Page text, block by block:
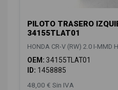
PILOTO TRASERO
34155TLAT01
HONDA CR-V (RW) 2.0 I-MMD
OEM: 34155TLAT01
ID: 1458885
48,00 € Sin IVA